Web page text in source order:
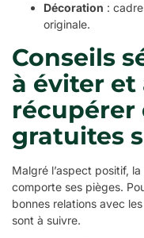
Décoration :
originale.
Conseils
à éviter
récupérer
gratuites
Malgré l’aspect positif,
comporte ses pièges.
bonnes relations avec
sont à suivre.